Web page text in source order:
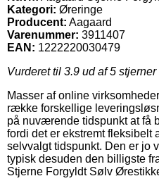
Kategori: Øreringe
Producent: Aagaard
Varenummer: 3911407
EAN: 1222220030479
Vurderet til 3.9 ud af 5 stjerner
Masser af online
række forskellige
på nuværende tidspunkt at få
fordi det er ekstremt fleksibelt
selvvalgt tidspunkt. Den er jo
typisk desuden den billigste
Stjerne Forgyldt Sølv